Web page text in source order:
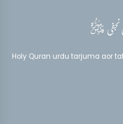
قدس‌سره
Holy Quran urdu tarjuma aor